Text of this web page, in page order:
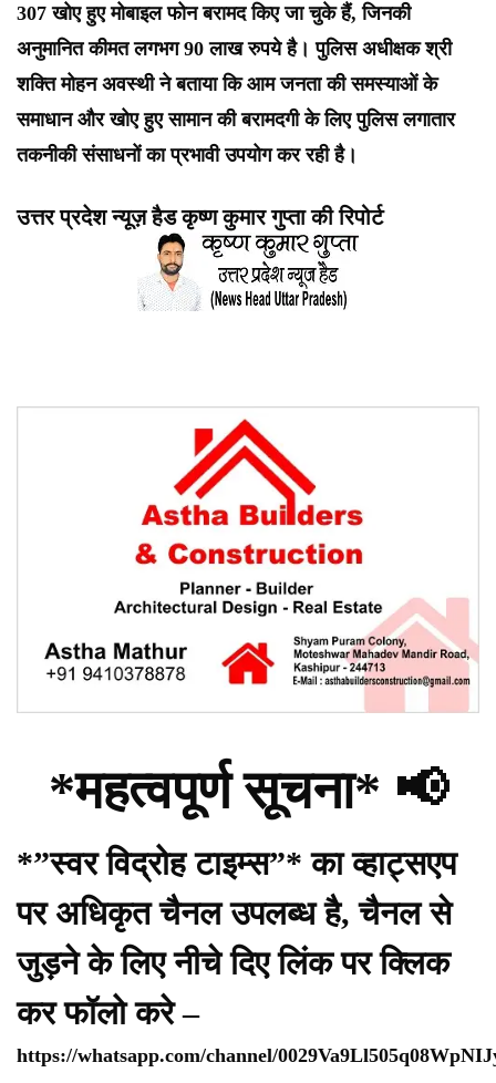
307 खोए हुए मोबाइल फोन बरामद किए जा चुके हैं, जिनकी
अनुमानित कीमत लगभग 90 लाख रुपये है। पुलिस अधीक्षक श्री
शक्ति मोहन अवस्थी ने बताया कि आम जनता की समस्याओं के
समाधान और खोए हुए सामान की बरामदगी के लिए पुलिस लगातार
तकनीकी संसाधनों का प्रभावी उपयोग कर रही है।
उत्तर प्रदेश न्यूज़ हैड कृष्ण कुमार गुप्ता की रिपोर्ट
*महत्वपूर्ण सूचना* 📢
*”स्वर विद्रोह टाइम्स”* का व्हाट्सएप
पर अधिकृत चैनल उपलब्ध है, चैनल से
जुड़ने के लिए नीचे दिए लिंक पर क्लिक
कर फॉलो करे –
https://whatsapp.com/channel/